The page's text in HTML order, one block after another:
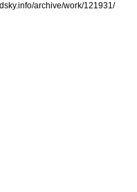
archive/work/121931/